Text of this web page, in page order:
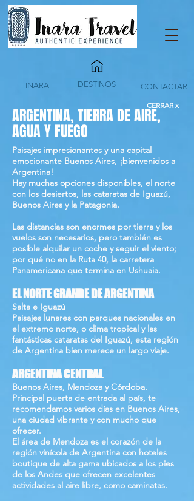
INARA DESTINOS CONTACTAR
ARGENTINA, TIERRA DE AIRE,
AGUA Y FUEGO
CERRAR x
Paisajes impresionantes y una capital
emocionante Buenos Aires, ¡bienvenidos a
Argentina!
Hay muchas opciones disponibles, el norte
con los desiertos, las cataratas de Iguazú,
Buenos Aires y la Patagonia.
Las distancias son enormes por tierra y los
vuelos son necesarios, pero también es
posible alquilar un coche y seguir el viento;
por qué no en la Ruta 40, la carretera
Panamericana que termina en Ushuaia.
EL NORTE GRANDE DE ARGENTINA
Salta e Iguazú
Paisajes lunares con parques nacionales en
el extremo norte, o clima tropical y las
fantásticas cataratas del Iguazú, esta región
de Argentina bien merece un largo viaje.
ARGENTINA CENTRAL
Buenos Aires, Mendoza y Córdoba.
Principal puerta de entrada al país, te
recomendamos varios días en Buenos Aires,
una ciudad vibrante y con mucho que
ofrecer.
El área de Mendoza es el corazón de la
región vinícola de Argentina con hoteles
boutique de alta gama ubicados a los pies
de los Andes que ofrecen excelentes
actividades al aire libre, como caminatas.